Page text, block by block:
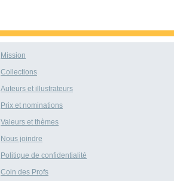
Mission
Collections
Auteurs et illustrateurs
Prix et nominations
Valeurs et thèmes
Nous joindre
Politique de confidentialité
Coin des Profs